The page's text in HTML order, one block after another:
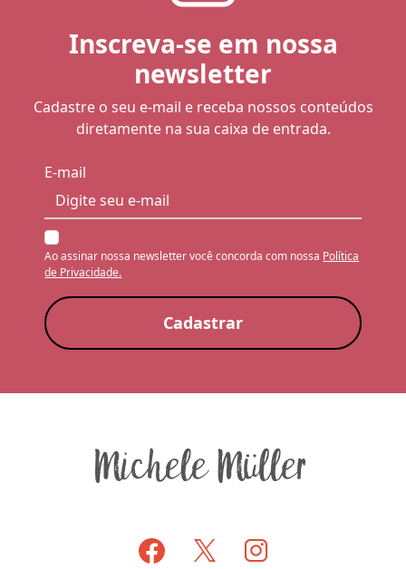
Inscreva-se em nossa
newsletter
Cadastre o seu e-mail e receba nossos conteúdos
diretamente na sua caixa de entrada.
E-mail
Ao assinar nossa newsletter você concorda com nossa Política
de Privacidade.
Cadastrar